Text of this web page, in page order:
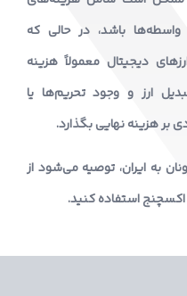
واسطه‌ها باشد، در حالی که
دیجیتال معمولاً هزینه
ارز و وجود تحریم‌ها یا
بر هزینه نهایی بگذارد.
به ایران، توصیه می‌شود از
استفاده کنید.